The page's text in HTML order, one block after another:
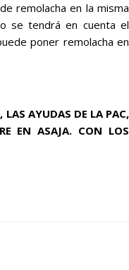
remolacha en la misma
se tendrá en cuenta el
poner remolacha en
LAS AYUDAS DE LA PAC,
EN ASAJA. CON LOS